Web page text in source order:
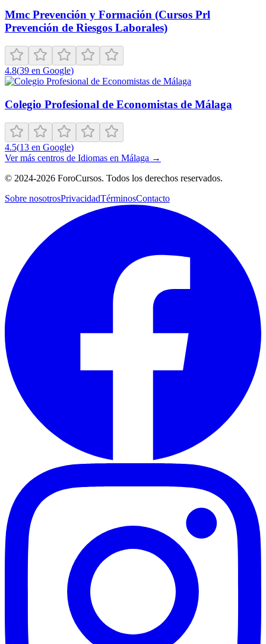
Mmc Prevención y Formación (Cursos Prl
Prevención de Riesgos Laborales)
4.8(39 en Google)
Colegio Profesional de Economistas de Málaga
4.5(13 en Google)
Ver más centros de Idiomas en Málaga →
© 2024-2026 ForoCursos. Todos los derechos reservados.
Sobre nosotrosPrivacidadTérminosContacto